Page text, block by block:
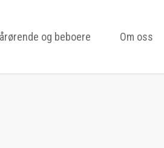
og beboere Om oss